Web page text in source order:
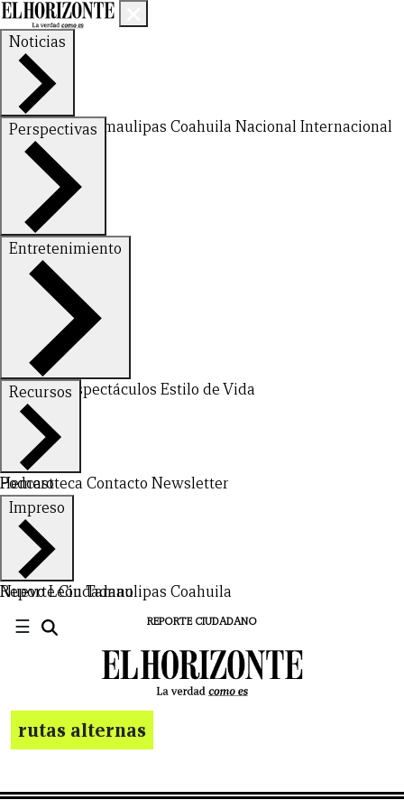
Noticias
Nuevo LeónTamaulipas Coahuila NacionalInternacional
Perspectivas
FinanzasOpinión
Entretenimiento
DeportesEspectáculos Estilo de Vida
Recursos
Hemeroteca Contacto Newsletter
Podcast
Impreso
Nuevo LeónTamaulipas Coahuila
Reporte Ciudadano
☰ REPORTE CIUDADANO
rutas alternas